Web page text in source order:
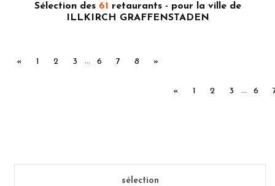
Sélection des 61
retaurants - pour la ville de
ILLKIRCH GRAFFENSTADEN
« Précédent
1 2 3 ... 6 7 8 »
« Précédent
1 2 3 ... 6
sélection